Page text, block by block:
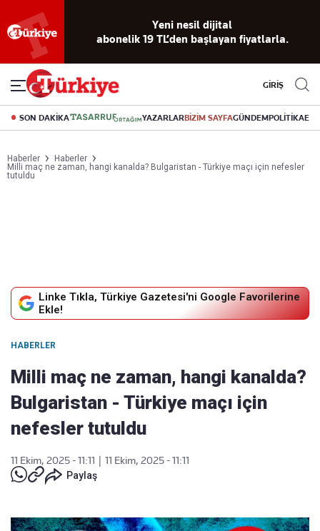
Yeni nesil dijital
abonelik 19 TL’den başlayan fiyatlarla.
GİRİŞ
SON DAKİKA YAZARLARBİZİM SAYFAGÜNDEMPOLİTİKA
Haberler
Haberler
Milli maç ne zaman, hangi kanalda? Bulgaristan - Türkiye maçı için nefesler
tutuldu
Linke Tıkla, Türkiye Gazetesi'ni Google Favorilerine
Ekle!
HABERLER
Milli maç ne zaman, hangi kanalda?
Bulgaristan - Türkiye maçı için
nefesler tutuldu
11 Ekim, 2025 - 11:11
11 Ekim, 2025 - 11:11
Paylaş